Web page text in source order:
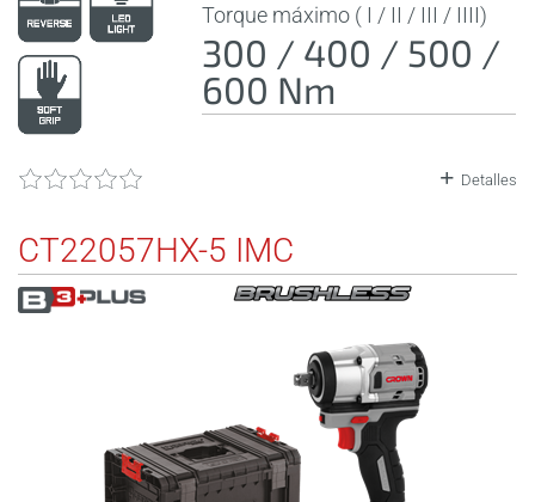
Torque máximo ( I / II / III / IIII)
300 / 400 / 500 /
600 Nm
Detalles
CT22057HX-5 IMC